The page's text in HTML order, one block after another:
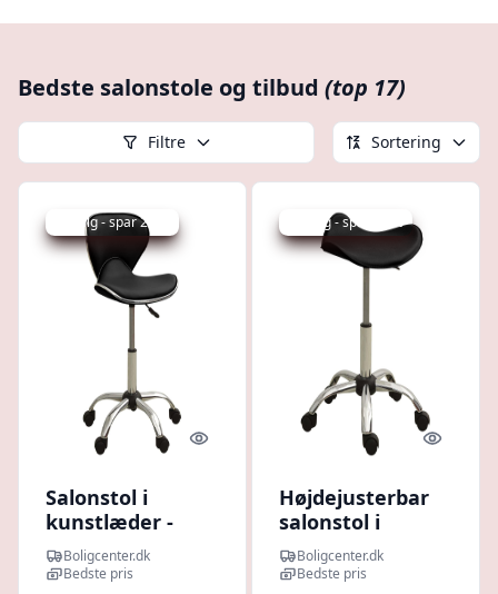
Bedste salonstole og tilbud (top 17)
Filtre Sortering
Udsalg - spar 28 %
Quick look
Salonstol i
kunstlæder -
højdejusterbar
drejestol, sort
Boligcenter.dk
Bedste pris
Udsalg - spar 36 %
Quick
Højdejusterbar
salonstol i
kunstlæder -
sort, drejestol
Boligcenter.dk
Bedste pris